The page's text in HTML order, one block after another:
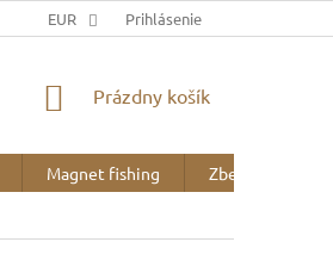
BLOG O NÁS
EUR Prihlásenie
NÁKUPNÝ
Prázdny košík
Magnet fishing
Zberateľské